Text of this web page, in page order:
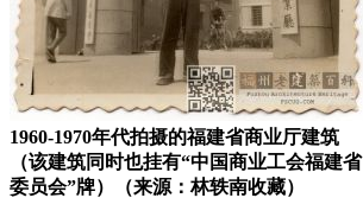
1960-1970年代拍摄的福建省商业厅建筑
（该建筑同时也挂有“中国商业工会福建省
委员会”牌）（来源：林轶南收藏）